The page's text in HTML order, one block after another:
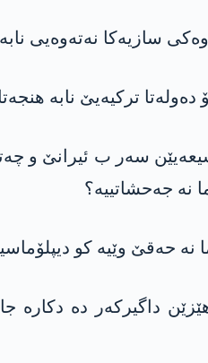
سازیەکا نەتەوەیی
ترکیەیێ نابە
سەر ب ئیرانێ و
نە جەحشاتییە؟
نە حەقێ وێیە کو
ھێزێن داگیرکەر دە